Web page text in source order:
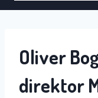
Oliver
direktor